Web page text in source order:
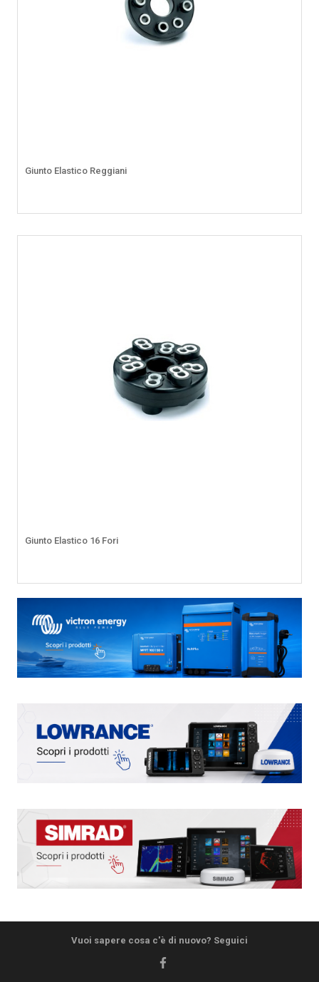
Giunto Elastico Reggiani
Giunto Elastico 16 Fori
Vuoi sapere cosa c'è di nuovo? Seguici